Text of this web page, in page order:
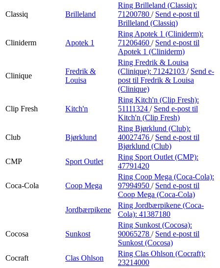
Classiq Brilleland
Ring Brilleland (Classiq):
71200780 / Send e-post til
Brilleland (Classiq)
Cliniderm Apotek 1
Ring Apotek 1 (Cliniderm):
71206460 / Send e-post til
Apotek 1 (Cliniderm)
Clinique
Fredrik &
Louisa
Ring Fredrik & Louisa
(Clinique): 71242103 / Send e-
post til Fredrik & Louisa
(Clinique)
Clip Fresh Kitch'n
Ring Kitch'n (Clip Fresh):
51111324 / Send e-post til
Kitch'n (Clip Fresh)
Club Bjørklund
Ring Bjørklund (Club):
40027476 / Send e-post til
Bjørklund (Club)
CMP
Sport Outlet
Ring Sport Outlet (CMP):
47791420
Coca-Cola Coop Mega
Ring Coop Mega (Coca-Cola):
97994950 / Send e-post til
Coop Mega (Coca-Cola)
Jordbærpikene
Ring Jordbærpikene (Coca-
Cola): 41387180
Cocosa Sunkost
Ring Sunkost (Cocosa):
90065278 / Send e-post til
Sunkost (Cocosa)
Cocraft
Clas Ohlson
Ring Clas Ohlson (Cocraft):
23214000